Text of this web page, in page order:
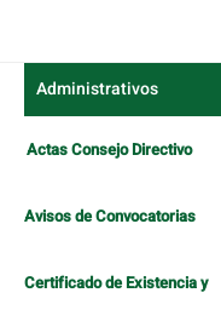
Administrativos
Actas Consejo Directivo
Avisos de Convocatorias
Certificado de Existencia y